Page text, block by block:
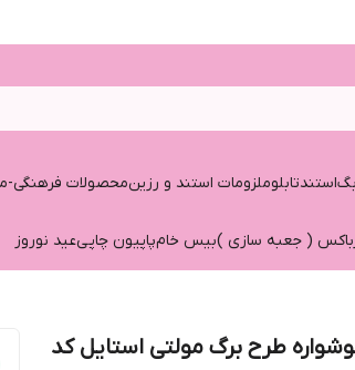
استندتابلوملزومات استند و رزینمحصولات
( جعبه سازی )بیس خامپاپیون چاپیعید نوروز
طرح برگ مولتی استایل کد